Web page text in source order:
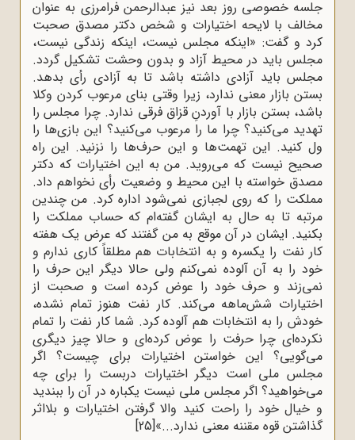
جلسه خصوصی روز بعد نیز عبدالرحمن فرامرزی به عنوان
مخالف با لایحه اختیارات و شخص دکتر مصدق صحبت
کرد و گفت: «اینکه مجلس نیست، اینکه زندگی نیست،
مجلس باید در محیط آزاد و بدون وحشت تشکیل گردد.
مجلس باید آزادی داشته باشد تا به آزادی رأی بدهد.
بستن بازار معنی ندارد، زیرا وقتی بنای مرعوب کردن وکلا
باشد، بستن بازار با آوردنِ قزاق فرقی ندارد. چرا مجلس را
تهدید می‌کنید؟ چرا ما را مرعوب می‌کنید؟ این بازی‌ها را
ول کنید. این تهمت‌ها و این حرف‌ها را نزنید. این راه
صحیح نیست که می‌روید. من به این اختیارات که دکتر
مصدق خواسته با این محیط و وضعیت رأی نخواهم داد.
مملکت را که روی لجبازی نمی‌شود اداره کرد. من چندین
مرتبه تا به حال به ایشان گفته‌ام که حساب مملکت را
بکنید. ایشان در آن موقع به من گفتند که عرض یک هفته
کار نفت را یکسره و به انتخابات هم مطلقاً کاری ندارم و
خود را به آن آلوده نمی‌کنم ولی حالا دیگر این حرف را
نمی‌زند و حرف خود را عوض کرده است و صحبت از
اختیارات شش‌ماهه می‌کند. کار نفت هنوز تمام نشده،
خودش را به انتخابات هم آلوده کرد. شما کار نفت را تمام
نکرده‌ای چرا حرفت را عوض کرده‌ای و حالا چیز دیگری
می‌گویی؟ این خواستن اختیارات برای چیست؟ اگر
مجلس ملی است دیگر اختیارات دربست را برای چه
می‌خواهید؟ اگر مجلس ملی نیست یکباره در آن را ببندید
و خیال خود را راحت کنید والا گرفتن اختیارات و بلااثر
گذاشتن قوه مقننه معنی ندارد...»[25]